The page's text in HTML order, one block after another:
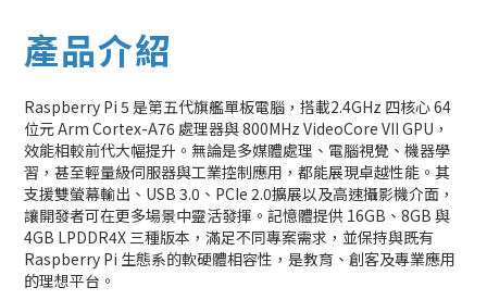
產品介紹
Raspberry Pi 5 是第五代旗艦單板電腦，搭載2.4GHz 四核心 64
位元 Arm Cortex-A76 處理器與 800MHz VideoCore VII GPU，
效能相較前代大幅提升。無論是多媒體處理、電腦視覺、機器學
習，甚至輕量級伺服器與工業控制應用，都能展現卓越性能。其
支援雙螢幕輸出、USB 3.0、PCIe 2.0擴展以及高速攝影機介面，
讓開發者可在更多場景中靈活發揮。記憶體提供 16GB、8GB 與
4GB LPDDR4X 三種版本，滿足不同專案需求，並保持與既有
Raspberry Pi 生態系的軟硬體相容性，是教育、創客及專業應用
的理想平台。